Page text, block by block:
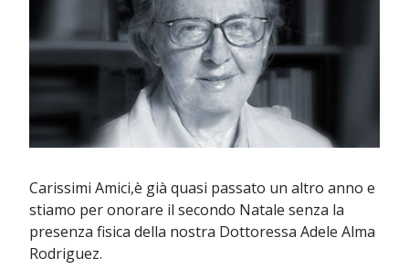
Carissimi Amici,è già quasi passato un altro anno e
stiamo per onorare il secondo Natale senza la
presenza fisica della nostra Dottoressa Adele Alma
Rodriguez.